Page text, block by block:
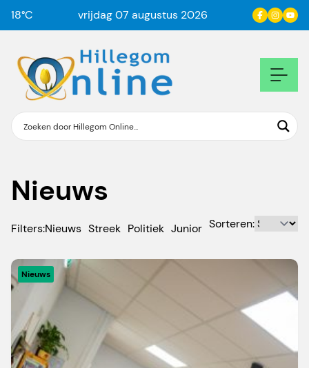
18°C vrijdag 07 augustus 2026
Nieuws
Filters:Nieuws Streek Politiek Junior Sorteren:
Nieuws